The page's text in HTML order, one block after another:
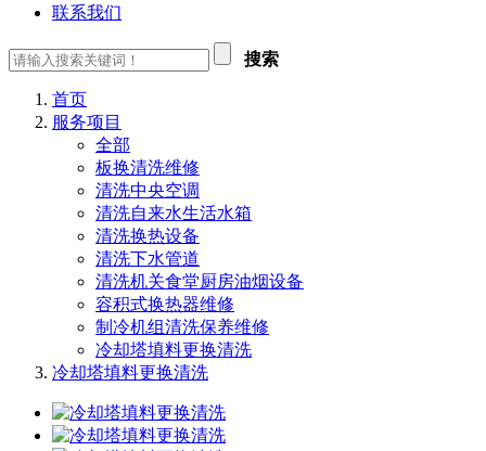
联系我们
搜索
首页
服务项目
全部
板换清洗维修
清洗中央空调
清洗自来水生活水箱
清洗换热设备
清洗下水管道
清洗机关食堂厨房油烟设备
容积式换热器维修
制冷机组清洗保养维修
冷却塔填料更换清洗
冷却塔填料更换清洗